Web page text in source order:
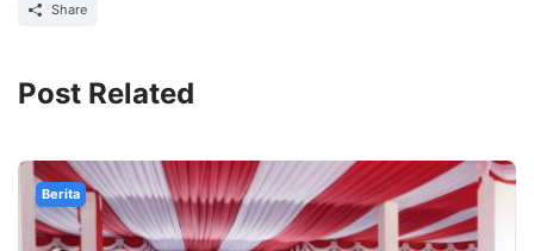
Share
Post Related
Berita